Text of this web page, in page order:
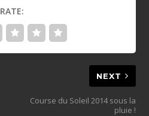
RATE:
NEXT
Course du Soleil 2014 sous la
pluie !